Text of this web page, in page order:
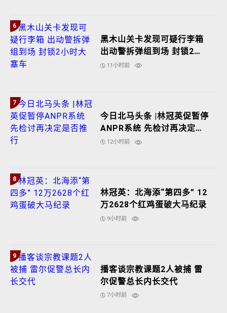
6
黑木山关卡发现可疑行李箱
出动警拆弹组到场 封锁2小
时大塞车
11小时前
7
今日北马头条 |林冠英促暂停
ANPR系统 先检讨再决定是
否推行
12小时前
8
林冠英：北海添“第四多” 12
万2628个红鸡蛋破大马纪录
9小时前
9
播客谈宗教课题2人被捕 雷
尔促警总长内长交代
7小时前